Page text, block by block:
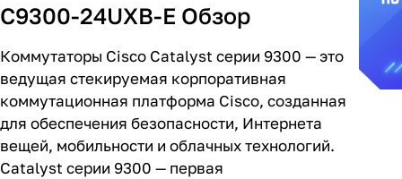
C9300-24UXB-E Обзор
Коммутаторы Cisco Catalyst серии 9300 — это
ведущая стекируемая корпоративная
коммутационная платформа Cisco, созданная
для обеспечения безопасности, Интернета
вещей, мобильности и облачных технологий.
Catalyst серии 9300 — первая